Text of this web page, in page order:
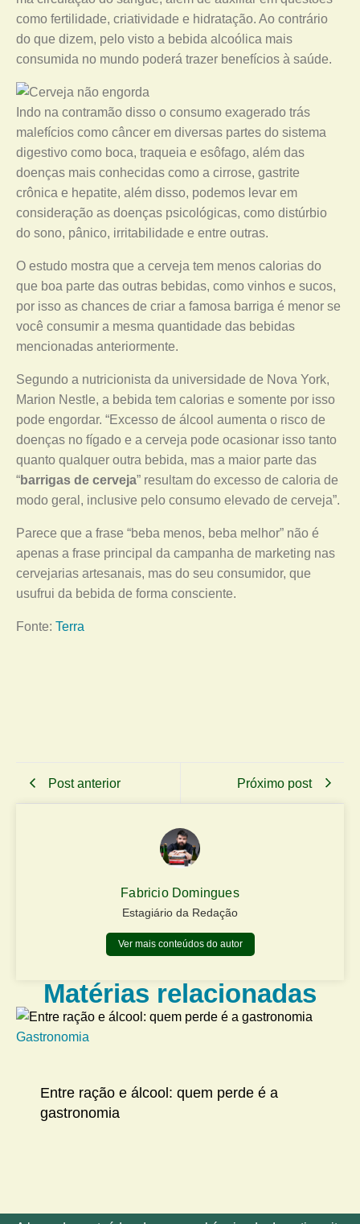
como fertilidade, criatividade e hidratação. Ao contrário
do que dizem, pelo visto a bebida alcoólica mais
consumida no mundo poderá trazer benefícios à saúde.
Indo na contramão disso o consumo exagerado trás
malefícios como câncer em diversas partes do sistema
digestivo como boca, traqueia e esôfago, além das
doenças mais conhecidas como a cirrose, gastrite
crônica e hepatite, além disso, podemos levar em
consideração as doenças psicológicas, como distúrbio
do sono, pânico, irritabilidade e entre outras.
O estudo mostra que a cerveja tem menos calorias do
que boa parte das outras bebidas, como vinhos e sucos,
por isso as chances de criar a famosa barriga é menor se
você consumir a mesma quantidade das bebidas
mencionadas anteriormente.
Segundo a nutricionista da universidade de Nova York,
Marion Nestle, a bebida tem calorias e somente por isso
pode engordar. “Excesso de álcool aumenta o risco de
doenças no fígado e a cerveja pode ocasionar isso tanto
quanto qualquer outra bebida, mas a maior parte das
“barrigas de cerveja” resultam do excesso de caloria de
modo geral, inclusive pelo consumo elevado de cerveja”.
Parece que a frase “beba menos, beba melhor” não é
apenas a frase principal da campanha de marketing nas
cervejarias artesanais, mas do seu consumidor, que
usufrui da bebida de forma consciente.
Fonte: Terra
Post anterior Próximo post
Fabricio Domingues
Estagiário da Redação
Ver mais conteúdos do autor
Matérias relacionadas
Gastronomia
Entre ração e álcool: quem perde é a
gastronomia